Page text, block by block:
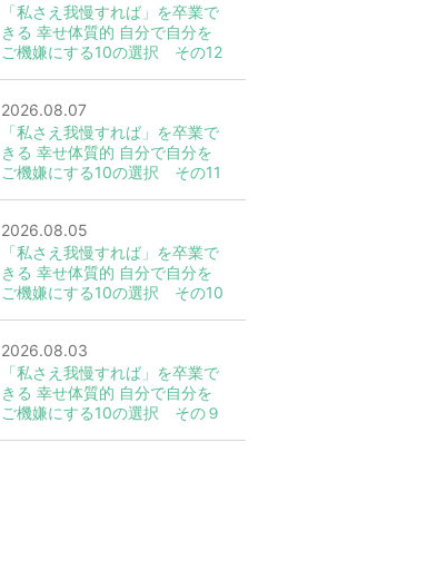
「私さえ我慢すれば」を卒業で
きる 幸せ体質的 自分で自分を
ご機嫌にする10の選択 その12
2026.08.07
「私さえ我慢すれば」を卒業で
きる 幸せ体質的 自分で自分を
ご機嫌にする10の選択 その11
2026.08.05
「私さえ我慢すれば」を卒業で
きる 幸せ体質的 自分で自分を
ご機嫌にする10の選択 その10
2026.08.03
「私さえ我慢すれば」を卒業で
きる 幸せ体質的 自分で自分を
ご機嫌にする10の選択 その９